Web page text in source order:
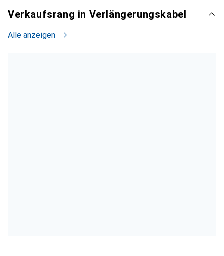
Verkaufsrang in Verlängerungskabel
Alle anzeigen